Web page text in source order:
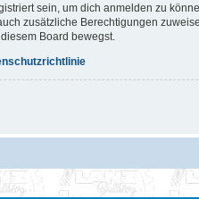
sein, um dich anmelden zu
zusätzliche Berechtigungen
Board bewegst.